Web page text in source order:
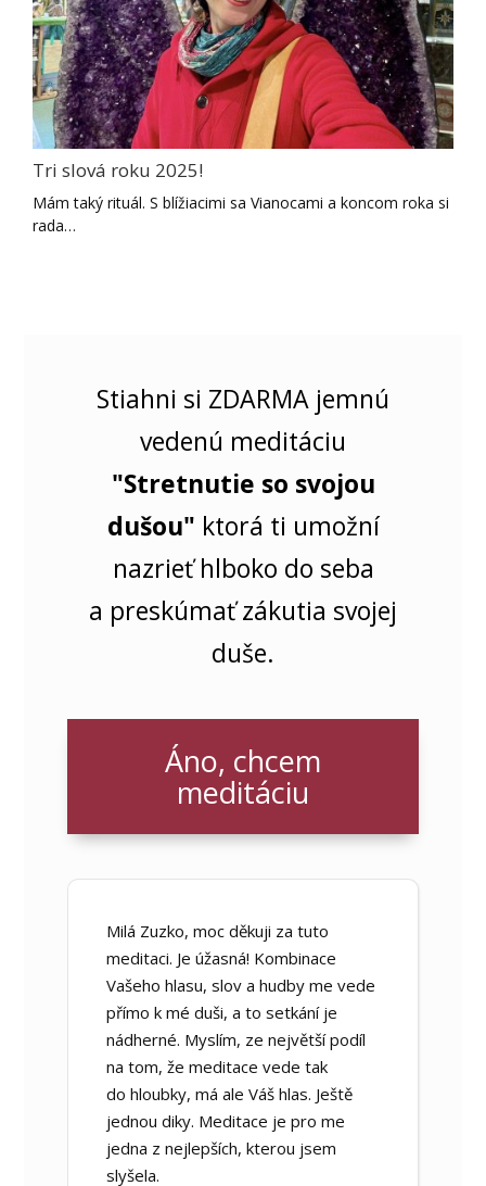
Tri slová roku 2025!
Mám taký rituál. S blížiacimi sa Vianocami a koncom roka si
rada…
Stiahni si ZDARMA jemnú
vedenú meditáciu
"Stretnutie so svojou
dušou" ktorá ti umožní
nazrieť hlboko do seba
a preskúmať zákutia svojej
duše.
Áno, chcem
meditáciu
Milá Zuzko, moc děkuji za tuto
meditaci. Je úžasná! Kombinace
Vašeho hlasu, slov a hudby me vede
přímo k mé duši, a to setkání je
nádherné. Myslím, ze největší podíl
na tom, že meditace vede tak
do hloubky, má ale Váš hlas. Ještě
jednou diky. Meditace je pro me
jedna z nejlepších, kterou jsem
slyšela.